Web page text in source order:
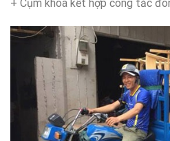
+ Cụm khóa kết hợp công tắc